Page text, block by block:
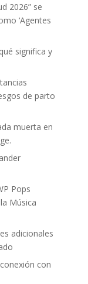
2026” se
‘Agentes
significa y
de parto
muerta en
Pops
Música
adicionales
con